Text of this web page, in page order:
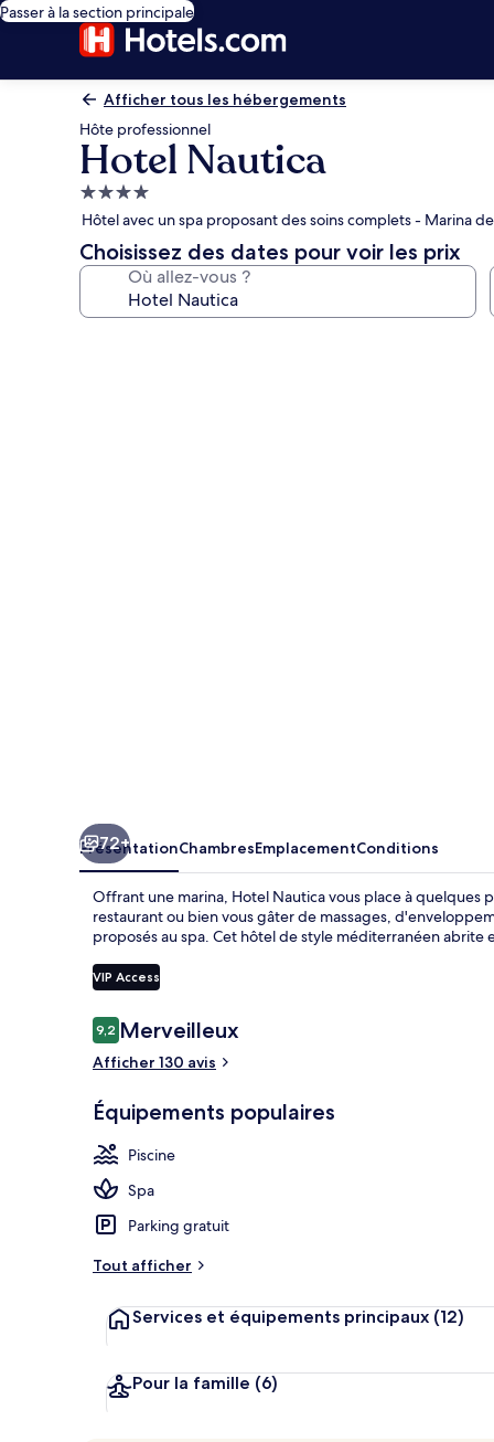
Passer à la section principale
Afficher tous les hébergements
Hôte professionnel
Hotel Nautica
Hébergement
4.0 étoiles
Hôtel avec un spa proposant des soins complets - Marina
Choisissez des dates pour voir les prix
Où allez-vous ?
72+
PrésentationChambresEmplacementConditions
Offrant une marina, Hotel Nautica vous place à quelques
restaurant ou bien vous gâter de massages,
proposés au spa. Cet hôtel de style méditerranéen
VIP Access
Avis
voyageurs
9,29,2 sur 10
Merveilleux
Afficher 130 avis
Équipements populaires
Piscine
Spa
Parking gratuit
Tout afficher
Services et équipements principaux (12)
Pour la famille (6)